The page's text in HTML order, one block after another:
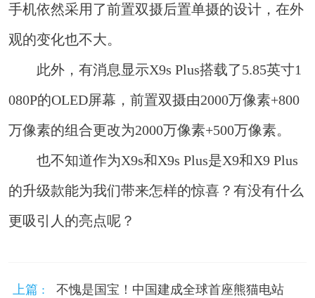
手机依然采用了前置双摄后置单摄的设计，在外
观的变化也不大。
此外，有消息显示X9s Plus搭载了5.85英寸1
080P的OLED屏幕，前置双摄由2000万像素+800
万像素的组合更改为2000万像素+500万像素。
也不知道作为X9s和X9s Plus是X9和X9 Plus
的升级款能为我们带来怎样的惊喜？有没有什么
更吸引人的亮点呢？
上篇 :
不愧是国宝！中国建成全球首座熊猫电站